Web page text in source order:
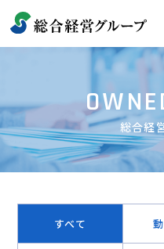
総合経
すべて